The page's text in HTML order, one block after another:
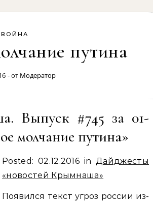
ВОЙНА
путина
- от Модератор
Выпуск #745 за 01-
молчание путина»
Posted: 02.12.2016 inДайджесты
«новостей Крымнаша»
Появился текст угроз россии из-